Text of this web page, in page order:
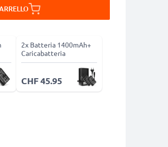
2x Batteria 1400mAh+
Caricabatteria
CHF 45.95